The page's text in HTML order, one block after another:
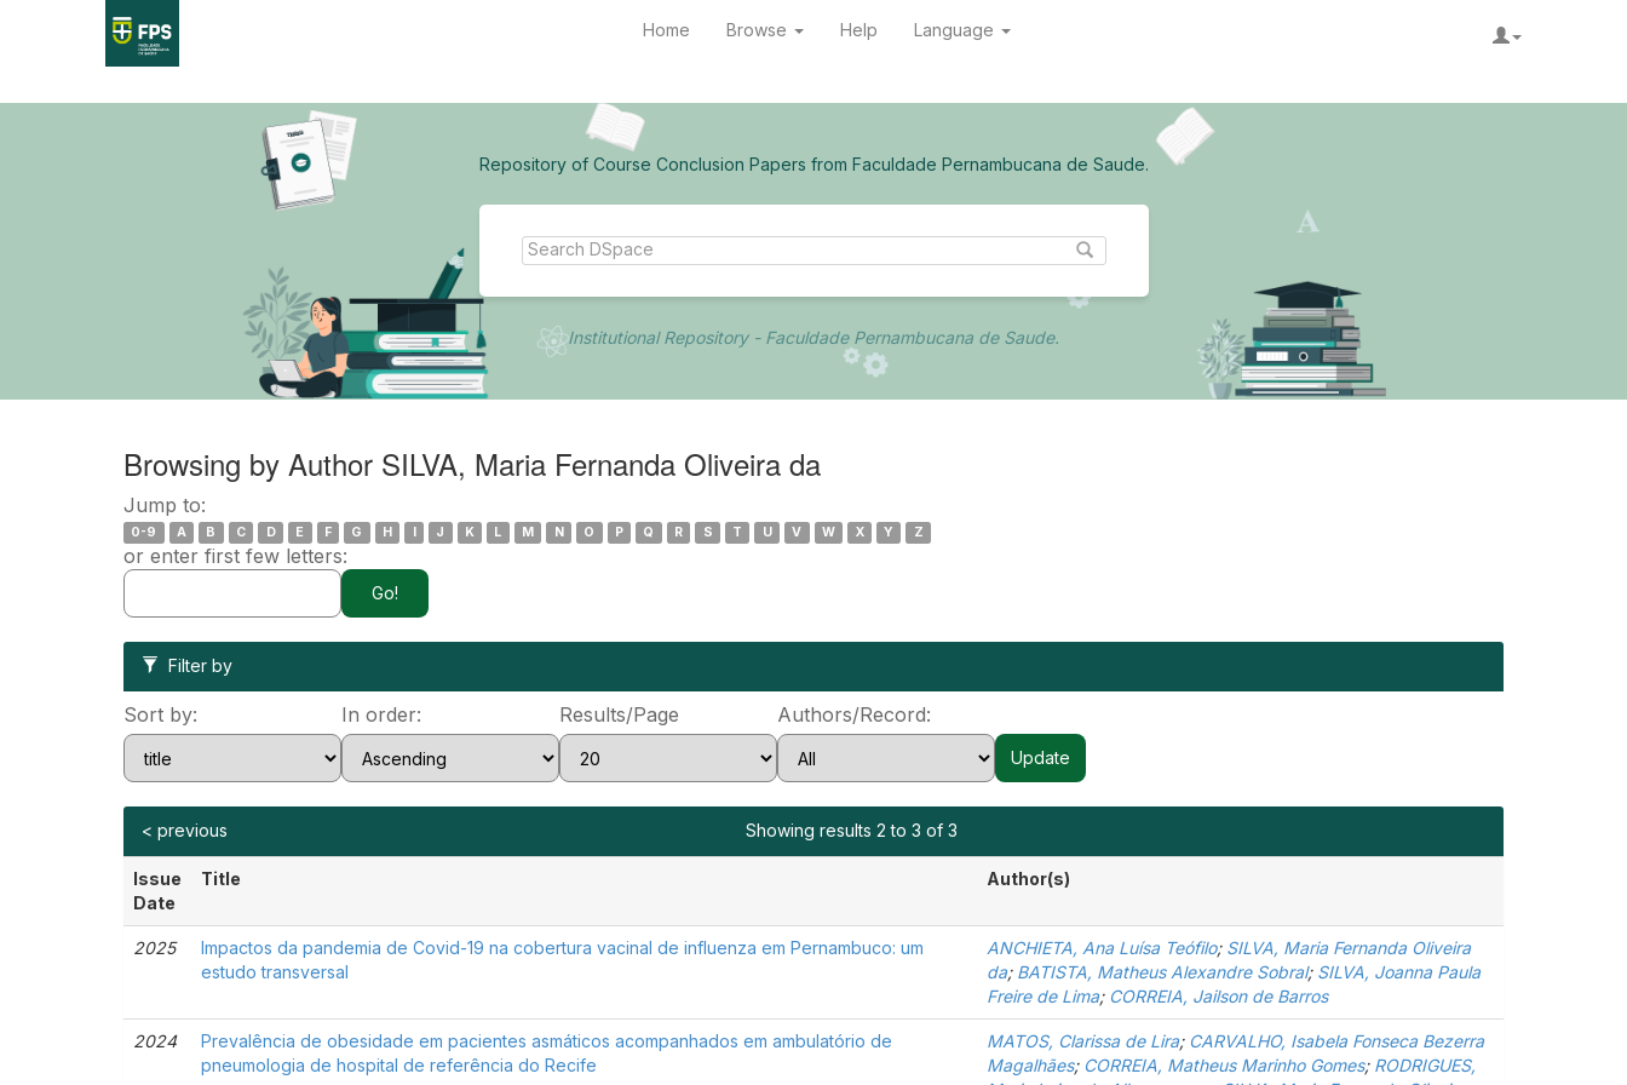
Home Browse Help Language
Repository of Course Conclusion Papers from Faculdade Pernambucana de Saude.
Institutional Repository - Faculdade Pernambucana de Saude.
Browsing by Author SILVA, Maria Fernanda Oliveira da
Jump to:
0-9 A B C D E F G H I J K L M N O P Q R S T U V W X Y Z
or enter first few letters:
Filter by
Sort by: In order: Results/Page Authors/Record:
Showing results 2 to 3 of 3
< previous
Issue
Date
Title Author(s)
2025
Impactos da pandemia de Covid-19 na cobertura vacinal de influenza em Pernambuco: um
estudo transversal
ANCHIETA, Ana Luísa Teófilo; SILVA, Maria Fernanda Oliveira
da; BATISTA, Matheus Alexandre Sobral; SILVA, Joanna Paula
Freire de Lima; CORREIA, Jailson de Barros
2024
Prevalência de obesidade em pacientes asmáticos acompanhados em ambulatório de
pneumologia de hospital de referência do Recife
MATOS, Clarissa de Lira; CARVALHO, Isabela Fonseca Bezerra
Magalhães; CORREIA, Matheus Marinho Gomes; RODRIGUES,